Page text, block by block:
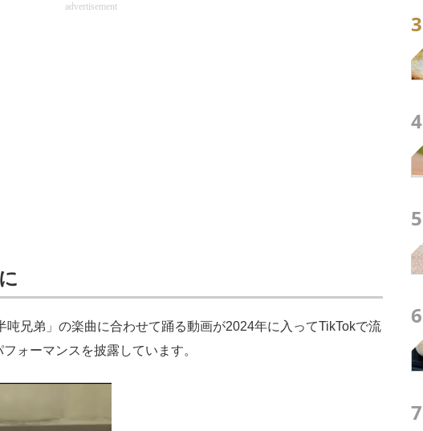
advertisement
兄弟」の楽曲に合わせて踊る動画が2024年に入ってTikTokで流
ォーマンスを披露しています。
3
4
5
6
7